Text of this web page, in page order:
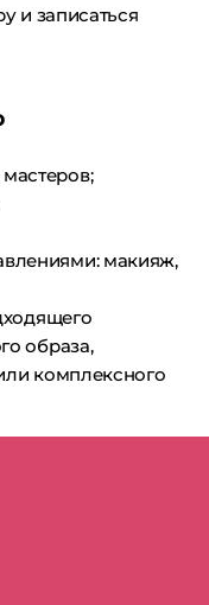
и записаться
макияж,
образа,
комплексного